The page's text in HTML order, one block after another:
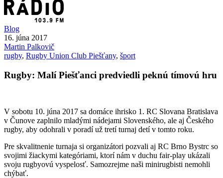
Blog
16. júna 2017
Martin Palkovič
rugby, Rugby Union Club Piešťany, šport
Rugby: Malí Piešťanci predviedli peknú tímovú hru
V sobotu 10. júna 2017 sa domáce ihrisko 1. RC Slovana Bratislava
v Čunove zaplnilo mladými nádejami Slovenského, ale aj Českého
rugby, aby odohrali v poradí už tretí turnaj detí v tomto roku.
Pre skvalitnenie turnaja si organizátori pozvali aj RC Brno Bystrc so
svojimi žiackymi kategóriami, ktorí nám v duchu fair-play ukázali
svoju rugbyovú vyspelosť. Samozrejme naši minirugbisti nemohli
chýbať.